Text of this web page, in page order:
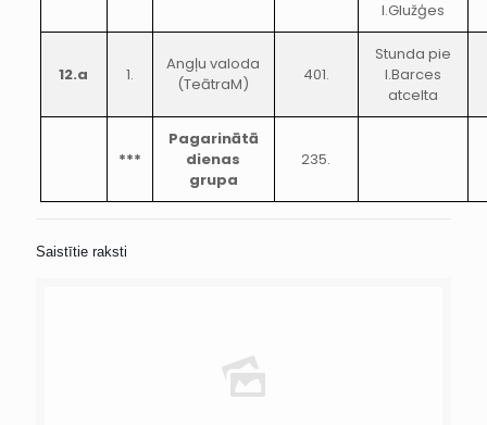
I.Glužģes
12.a 1.
Angļu valoda
(TeātraM)
401.
Stunda pie
I.Barces
atcelta
***
Pagarinātā
dienas
grupa
235.
Saistītie raksti